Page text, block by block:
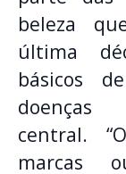
beleza
última
básicos
central.
marcas